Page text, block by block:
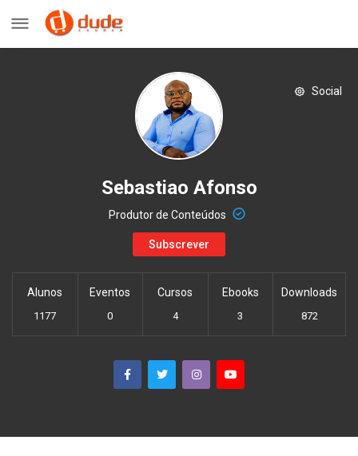
Social
Sebastiao Afonso
Produtor de Conteúdos
Subscrever
Alunos
1177
Eventos
0
Cursos
4
Ebooks
3
Downloads
872